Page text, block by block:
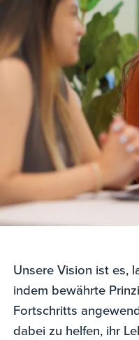
Unsere Vision ist es,
indem bewährte
Fortschritts
dabei zu helfen, ihr